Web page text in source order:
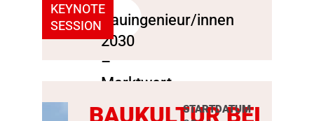
KEYNOTE
SESSION
BAUKULTUR BEI
STARTDATUM